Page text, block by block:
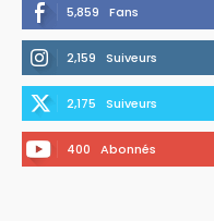
5,859 Fans
2,159 Suiveurs
2,175 Suiveurs
400 Abonnés